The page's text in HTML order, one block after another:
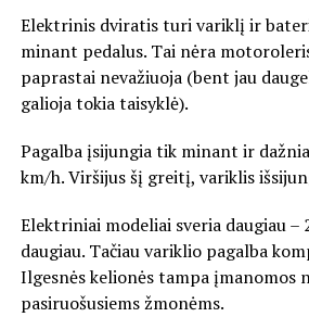
Elektrinis dviratis turi variklį ir
minant pedalus. Tai nėra
paprastai nevažiuoja (bent jau
galioja tokia taisyklė).
Pagalba įsijungia tik minant ir
km/h. Viršijus šį greitį, variklis
Elektriniai modeliai sveria daugiau –
daugiau. Tačiau variklio pagalba
Ilgesnės kelionės tampa įmanomos
pasiruošusiems žmonėms.